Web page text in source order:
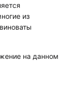
из
на данном